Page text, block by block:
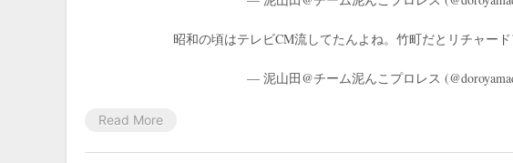
昭和の頃はテレビCM流してたんよね。竹町だとリチャー
— 泥山田@チーム泥んこプロレス
Read More